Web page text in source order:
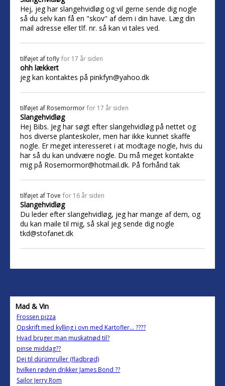
Hej, jeg har slangehvidløg og vil gerne sende dig nogle
så du selv kan få en "skov" af dem i din have. Læg din
mail adresse eller tlf. nr. så kan vi tales ved.
tilføjet aftofly for 17 år siden
ohh lækkert
jeg kan kontaktes på pinkfyn@yahoo.dk
tilføjet af Rosemormor for 17 år siden
Slangehvidløg
Hej Bibs. Jeg har søgt efter slangehvidløg på nettet og
hos diverse planteskoler, men har ikke kunnet skaffe
nogle. Er meget interesseret i at modtage nogle, hvis du
har så du kan undvære nogle. Du må meget kontakte
mig på Rosemormor@hotmail.dk. På forhånd tak
tilføjet afTove for 16 år siden
Slangehvidløg
Du leder efter slangehvidløg, jeg har mange af dem, og
du kan maile til mig, så skal jeg sende dig nogle
tkd@stofanet.dk
Mad & Vin
Frossen pizza
Opskrift med kylling i ovn med Kartofler... ????
Hvad bruger man muskatnød til?
pinse middag??
Dej til dürümruller (fladbrød)
hvilken rødvin drikker James Bond ??
Sailor Jerry Rom